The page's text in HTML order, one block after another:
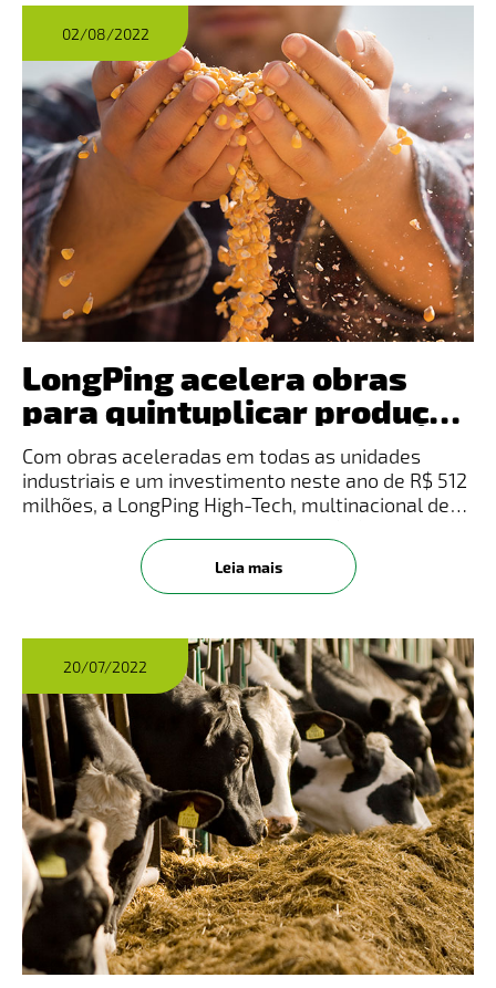
02/08/2022
LongPing acelera obras
para quintuplicar produção
de sementes de milho
Com obras aceleradas em todas as unidades
industriais e um investimento neste ano de R$ 512
milhões, a LongPing High-Tech, multinacional de
quintuplicar sua capacidade de produção,
passando de 4 milhões para 20 m
Leia mais
20/07/2022